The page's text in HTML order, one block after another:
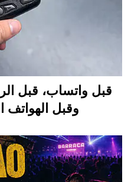
قبل واتساب، قبل
وقبل الهواتف